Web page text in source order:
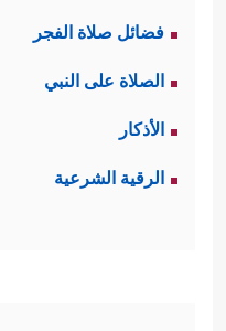
فضائل صلاة الفجر
الصلاة على النبي
الأذكار
الرقية الشرعية